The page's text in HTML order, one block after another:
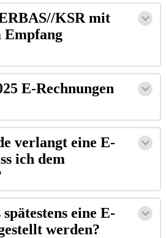
KSR mit
Empfang
E-Rechnungen
verlangt eine E-
ich dem
eine E-
werden?